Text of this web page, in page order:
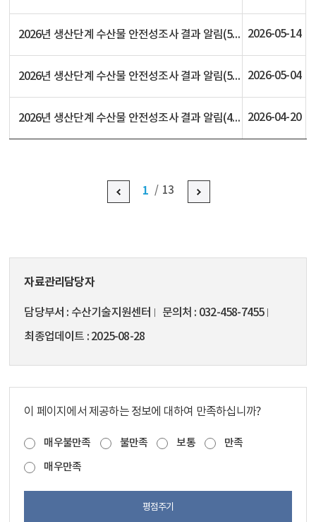
2026년 생산단계 수산물 안전성조사 결과 알림(5.14. 현재) 2026-05-14
2026년 생산단계 수산물 안전성조사 결과 알림(5.4. 현재) 2026-05-04
2026년 생산단계 수산물 안전성조사 결과 알림(4.20. 현재) 2026-04-20
1 13
자료관리담당자
담당부서 수산기술지원센터 문의처
032-458-7455
최종업데이트
2025-08-28
이 페이지에서 제공하는 정보에 대하여 만족하십니까?
매우불만족 불만족 보통
만족
매우만족
평점주기